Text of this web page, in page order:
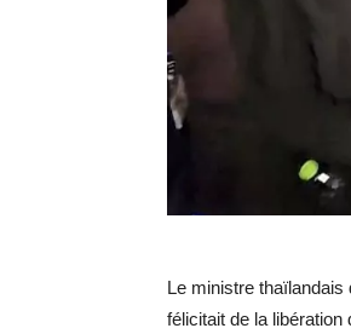
Le ministre
félicitait de la